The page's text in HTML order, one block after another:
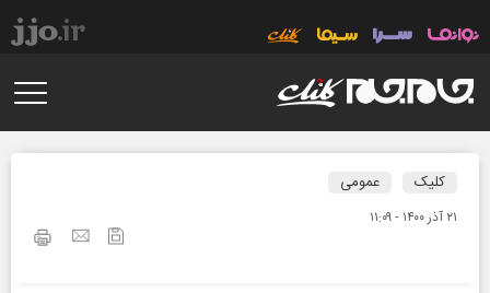
کلیک عمومی
۲۱ آذر ۱۴۰۰ - ۱۱:۰۹